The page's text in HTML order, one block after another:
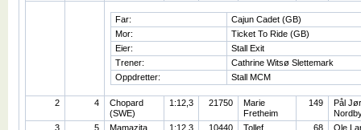
Far:
Cajun Cadet (GB)
Mor:
Ticket To Ride (GB)
Eier:
Stall Exit
Trener:
Cathrine Witsø Slettemark
Oppdretter:
Stall MCM
2 4
Chopard
(SWE)
1:12,3 21750
Marie
Fretheim
149
Pål
3
5
Mamazita
1:12,3 10440
Tollef
68 Ole